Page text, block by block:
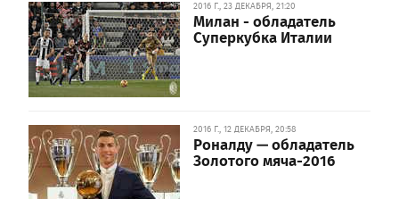
2016 Г., 23 ДЕКАБРЯ, 21:20
Милан - обладатель
Суперкубка Италии
2016 Г., 12 ДЕКАБРЯ, 20:58
Роналду — обладатель
Золотого мяча-2016